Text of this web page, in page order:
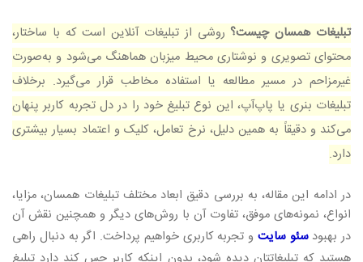
تبلیغات همسان چیست؟ روشی از تبلیغات آنلاین است که با ساختار،
محتوای تصویری و نوشتاری محیط میزبان هماهنگ می‌شود و به‌صورت
غیرمزاحم در مسیر مطالعه یا استفاده مخاطب قرار می‌گیرد. برخلاف
تبلیغات بنری یا پاپ‌آپ، این نوع تبلیغ خود را در دل تجربه کاربر پنهان
می‌کند و دقیقاً به همین دلیل، نرخ تعامل، کلیک و اعتماد بسیار بیشتری
دارد.
در ادامه این مقاله، به بررسی دقیق ابعاد مختلف تبلیغات همسان، مزایا،
انواع، نمونه‌های موفق، تفاوت آن با روش‌های دیگر و همچنین نقش آن
در بهبودسئو سایت و تجربه کاربری خواهیم پرداخت. اگر به دنبال راهی